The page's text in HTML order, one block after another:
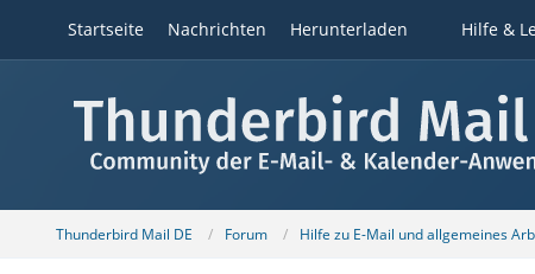
Startseite Nachrichten Herunterladen Hilfe &
Thunderbird Mail DE Forum Hilfe zu E-Mail und allgemeines